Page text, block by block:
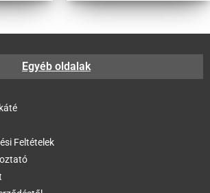
Egyéb oldalak
Feltételek